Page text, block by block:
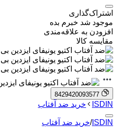
اشتراک‌گذاری
موجود شد خبرم بده
افزودن به علاقه‌مندی
مقایسه کالا
8429420093577
ISDIN خرید ضد آفتاب
ISDIN
/خرید ضد آفتاب